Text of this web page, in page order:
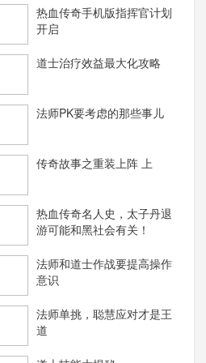
热血传奇手机版指挥官计划
开启
道士治疗效益最大化攻略
法师PK要考虑的那些事儿
传奇故事之重装上阵 上
热血传奇名人史，太子丹退
游可能和黑社会有关！
法师和道士作战要提高操作
意识
法师单挑，聪慧应对才是王
道